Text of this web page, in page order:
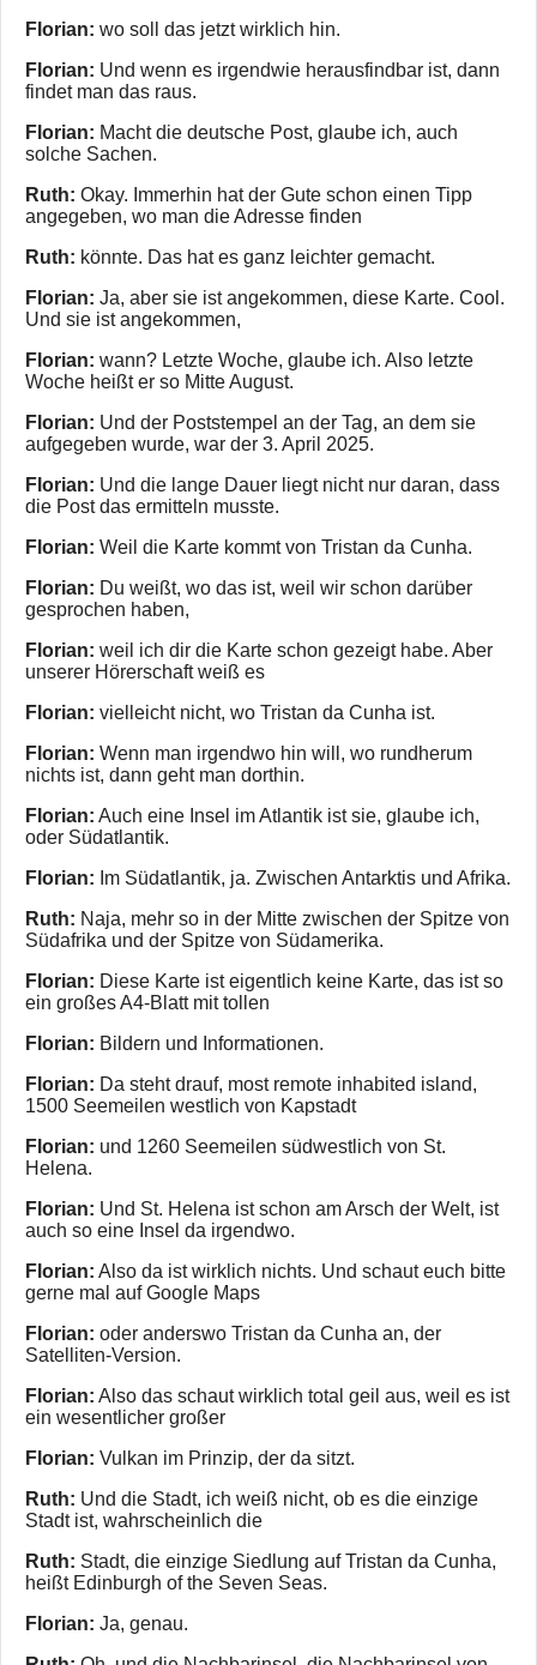
Florian: wo soll das jetzt wirklich hin.
Florian: Und wenn es irgendwie herausfindbar ist, dann
findet man das raus.
Florian: Macht die deutsche Post, glaube ich, auch
solche Sachen.
Ruth: Okay. Immerhin hat der Gute schon einen Tipp
angegeben, wo man die Adresse finden
Ruth: könnte. Das hat es ganz leichter gemacht.
Florian: Ja, aber sie ist angekommen, diese Karte. Cool.
Und sie ist angekommen,
Florian: wann? Letzte Woche, glaube ich. Also letzte
Woche heißt er so Mitte August.
Florian: Und der Poststempel an der Tag, an dem sie
aufgegeben wurde, war der 3. April 2025.
Florian: Und die lange Dauer liegt nicht nur daran, dass
die Post das ermitteln musste.
Florian: Weil die Karte kommt von Tristan da Cunha.
Florian: Du weißt, wo das ist, weil wir schon darüber
gesprochen haben,
Florian: weil ich dir die Karte schon gezeigt habe. Aber
unserer Hörerschaft weiß es
Florian: vielleicht nicht, wo Tristan da Cunha ist.
Florian: Wenn man irgendwo hin will, wo rundherum
nichts ist, dann geht man dorthin.
Florian: Auch eine Insel im Atlantik ist sie, glaube ich,
oder Südatlantik.
Florian: Im Südatlantik, ja. Zwischen Antarktis und Afrika.
Ruth: Naja, mehr so in der Mitte zwischen der Spitze von
Südafrika und der Spitze von Südamerika.
Florian: Diese Karte ist eigentlich keine Karte, das ist so
ein großes A4-Blatt mit tollen
Florian: Bildern und Informationen.
Florian: Da steht drauf, most remote inhabited island,
1500 Seemeilen westlich von Kapstadt
Florian: und 1260 Seemeilen südwestlich von St.
Helena.
Florian: Und St. Helena ist schon am Arsch der Welt, ist
auch so eine Insel da irgendwo.
Florian: Also da ist wirklich nichts. Und schaut euch bitte
gerne mal auf Google Maps
Florian: oder anderswo Tristan da Cunha an, der
Satelliten-Version.
Florian: Also das schaut wirklich total geil aus, weil es ist
ein wesentlicher großer
Florian: Vulkan im Prinzip, der da sitzt.
Ruth: Und die Stadt, ich weiß nicht, ob es die einzige
Stadt ist, wahrscheinlich die
Ruth: Stadt, die einzige Siedlung auf Tristan da Cunha,
heißt Edinburgh of the Seven Seas.
Florian: Ja, genau.